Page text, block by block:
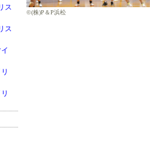
ス
ス
©(株)P＆P浜松